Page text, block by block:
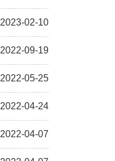
2023-02-10
2022-09-19
2022-05-25
2022-04-24
2022-04-07